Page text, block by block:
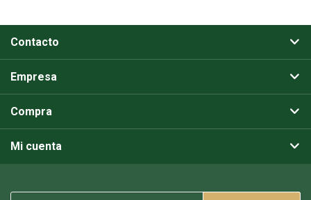
Contacto
Empresa
Compra
Mi cuenta